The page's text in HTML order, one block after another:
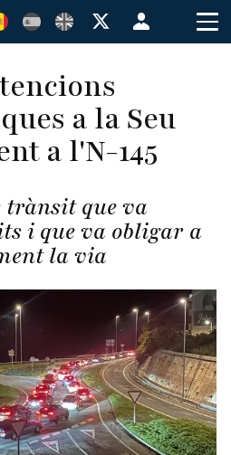
Menú
de
usuario
a la Seu
a l'N-145
trànsit que va
i que va obligar a
la via